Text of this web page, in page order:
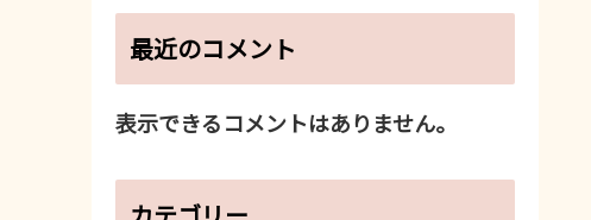
最近のコメント
表示できるコメントはありません。